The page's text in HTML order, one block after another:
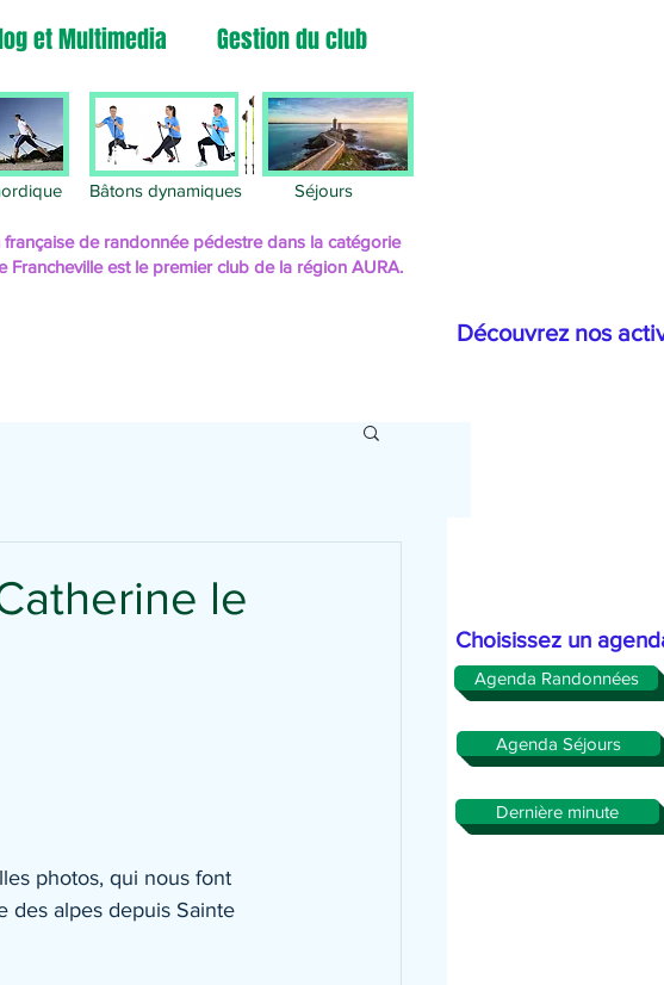
et Multimedia Gestion du club
Bâtons dynamiques Séjours
de randonnée pédestredans la catégorie
est le premier club de la région AURA.
le
photos, qui nous font
des alpes depuis Sainte
Agenda Randonnées
Agenda Séjours
Dernière minute
Découvrez nos
Choisissez un